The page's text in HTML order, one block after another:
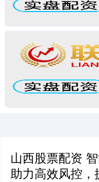
山西股票配资
助力高效风控，